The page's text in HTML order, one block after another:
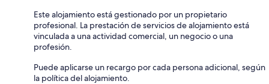
Este alojamiento está gestionado por un propietario
profesional. La prestación de servicios de alojamiento está
vinculada a una actividad comercial, un negocio o una
profesión.
Puede aplicarse un recargo por cada persona adicional, según
la política del alojamiento.